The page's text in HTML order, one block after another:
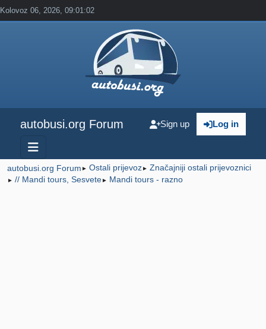
Kolovoz 06, 2026, 09:01:02
autobusi.org Forum Log in
Sign up
autobusi.org Forum ► Ostali prijevoz► Značajniji ostali prijevoznici
► // Mandi tours, Sesvete► Mandi tours - razno